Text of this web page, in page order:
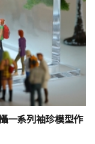
一系列袖珍模型作